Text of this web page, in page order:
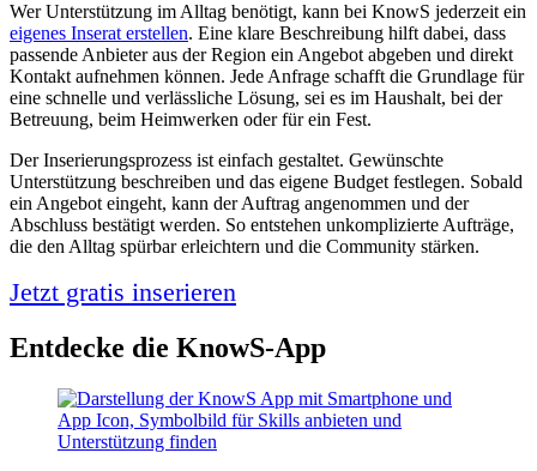
Wer Unterstützung im Alltag benötigt, kann bei KnowS jederzeit ein
eigenes Inserat erstellen. Eine klare Beschreibung hilft dabei, dass
passende Anbieter aus der Region ein Angebot abgeben und direkt
Kontakt aufnehmen können. Jede Anfrage schafft die Grundlage für
eine schnelle und verlässliche Lösung, sei es im Haushalt, bei der
Betreuung, beim Heimwerken oder für ein Fest.
Der Inserierungsprozess ist einfach gestaltet. Gewünschte
Unterstützung beschreiben und das eigene Budget festlegen. Sobald
ein Angebot eingeht, kann der Auftrag angenommen und der
Abschluss bestätigt werden. So entstehen unkomplizierte Aufträge,
die den Alltag spürbar erleichtern und die Community stärken.
Jetzt gratis inserieren
Entdecke die KnowS-App